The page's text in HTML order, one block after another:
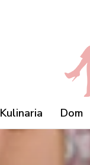
Kulinaria Dom